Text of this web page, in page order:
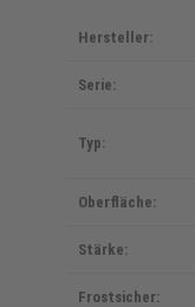
Hersteller:
Serie:
Typ:
Oberfläche:
Stärke:
Frostsicher: